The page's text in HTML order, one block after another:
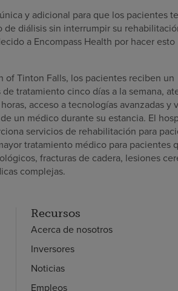
y adicional para que los pacientes
de diálisis sin interrumpir su
a Encompass Health por hacer esto
of Tinton Falls, los pacientes reciben un
tratamiento cinco días a la semana,
acceso a tecnologías avanzadas y
un médico durante su estancia. El
servicios de rehabilitación para
tratamiento médico para
fracturas de cadera, lesiones
complejas.
Recursos
Acerca de nosotros
Inversores
Noticias
Empleos